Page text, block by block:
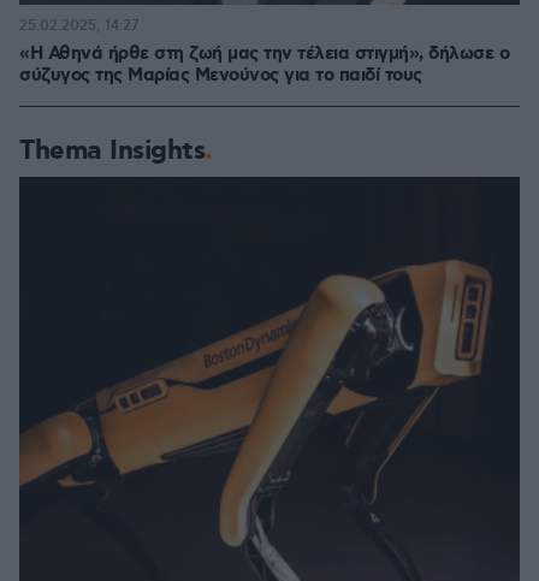
«Η Αθηνά ήρθε στη ζωή μας την τέλεια στιγμή», δήλωσε ο
σύζυγος της Μαρίας Μενούνος για το παιδί τους
25.02.2025, 14:27
Thema Insights